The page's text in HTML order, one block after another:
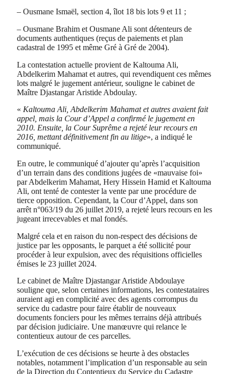
– Ousmane Ismaël, section 4, îlot 18 bis lots 9 et 11 ;
– Ousmane Brahim et Ousmane Ali sont détenteurs de
documents authentiques (reçus de paiements et plan
cadastral de 1995 et même Gré à Gré de 2004).
La contestation actuelle provient de Kaltouma Ali,
Abdelkerim Mahamat et autres, qui revendiquent ces mêmes
lots malgré le jugement antérieur, souligne le cabinet de
Maître Djastangar Aristide Abdoulay.
« Kaltouma Ali, Abdelkerim Mahamat et autres avaient fait
appel, mais la Cour d’Appel a confirmé le jugement en
2010. Ensuite, la Cour Suprême a rejeté leur recours en
2016, mettant définitivement fin au litige», a indiqué le
communiqué.
En outre, le communiqué d’ajouter qu’après l’acquisition
d’un terrain dans des conditions jugées de «mauvaise foi»
par Abdelkerim Mahamat, Hery Hissein Hamid et Kaltouma
Ali, ont tenté de contester la vente par une procédure de
tierce opposition. Cependant, la Cour d’Appel, dans son
arrêt n°063/19 du 26 juillet 2019, a rejeté leurs recours en les
jugeant irrecevables et mal fondés.
Malgré cela et en raison du non-respect des décisions de
justice par les opposants, le parquet a été sollicité pour
procéder à leur expulsion, avec des réquisitions officielles
émises le 23 juillet 2024.
Le cabinet de Maître Djastangar Aristide Abdoulaye
souligne que, selon certaines informations, les contestataires
auraient agi en complicité avec des agents corrompus du
service du cadastre pour faire établir de nouveaux
documents fonciers pour les mêmes terrains déjà attribués
par décision judiciaire. Une manœuvre qui relance le
contentieux autour de ces parcelles.
L’exécution de ces décisions se heurte à des obstacles
notables, notamment l’implication d’un responsable au sein
de la Direction du Contentieux du Service du Cadastre